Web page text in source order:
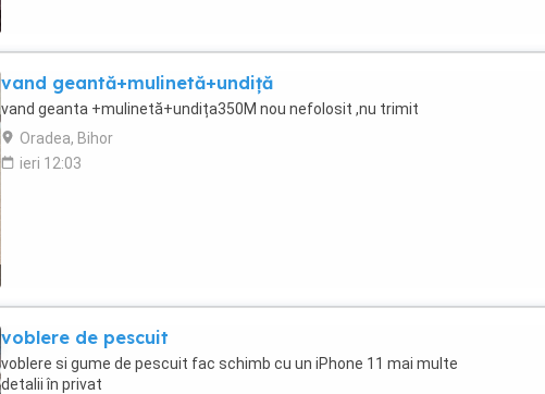
vand geantă+mulinetă+undiță
vand geanta +mulinetă+undița350M nou nefolosit ,nu trimit
Oradea, Bihor
ieri 12:03
voblere de pescuit
voblere si gume de pescuit fac schimb cu un iPhone 11 mai multe
detalii în privat